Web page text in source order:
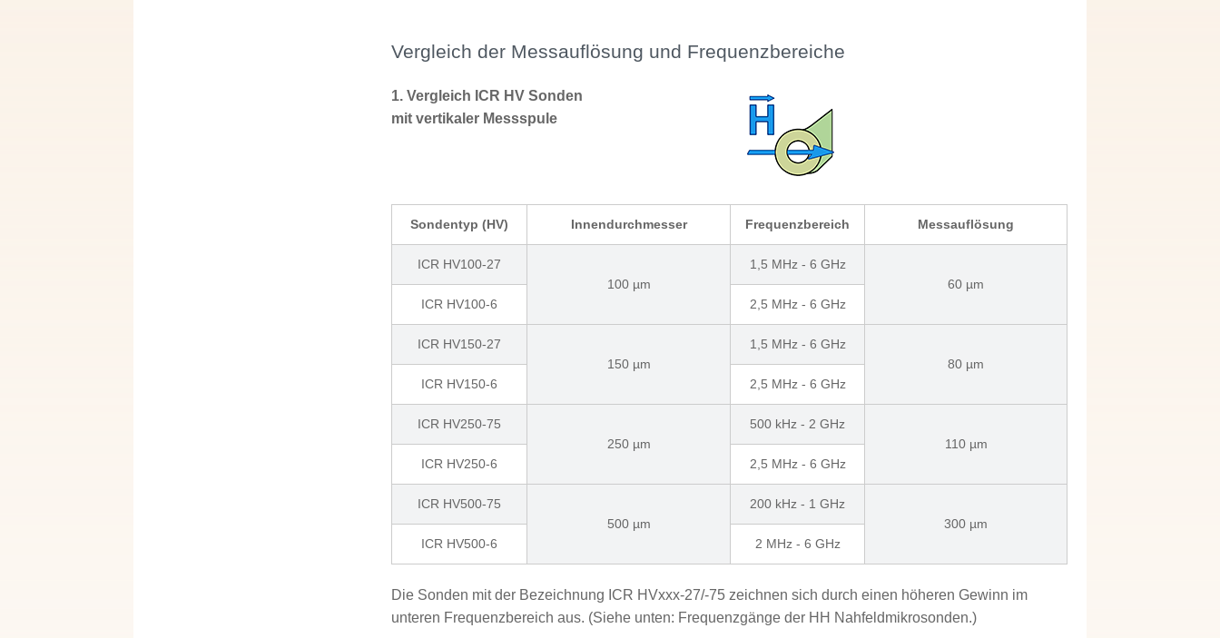
Vergleich der Messauflösung und Frequenzbereiche
1. Vergleich ICR HV Sonden
mit vertikaler Messspule
Sondentyp (HV) Innendurchmesser Frequenzbereich Messauflösung
ICR HV100-27
100 µm
1,5 MHz - 6 GHz
60 µm
ICR HV100-6
2,5 MHz - 6 GHz
ICR HV150-27
150 µm
1,5 MHz - 6 GHz
80 µm
ICR HV150-6
2,5 MHz - 6 GHz
ICR HV250-75
250 µm
500 kHz - 2 GHz
110 µm
ICR HV250-6
2,5 MHz - 6 GHz
ICR HV500-75
500 µm
200 kHz - 1 GHz
300 µm
ICR HV500-6
2 MHz - 6 GHz
Die Sonden mit der Bezeichnung ICR HVxxx-27/-75 zeichnen sich durch einen höheren Gewinn im
unteren Frequenzbereich aus. (Siehe unten: Frequenzgänge der HH Nahfeldmikrosonden.)